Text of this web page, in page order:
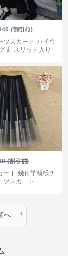
(割引前)
ツスカート ハイウ
丈 スリット入り
(割引前)
ート 幾何学模様チ
ツスカート
へ ›